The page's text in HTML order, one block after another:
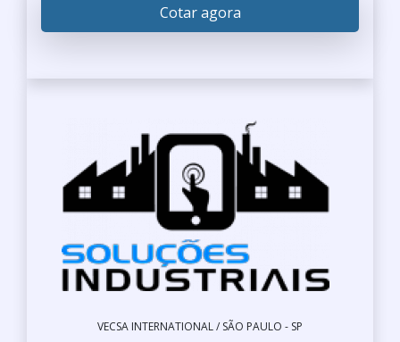
Cotar agora
VECSA INTERNATIONAL / SÃO PAULO - SP